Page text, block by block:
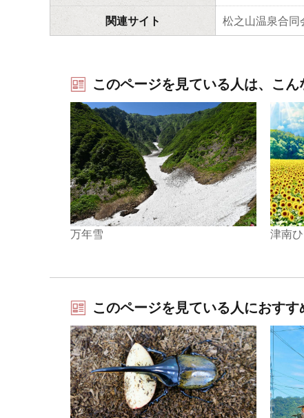
関連サイト
松之山温泉合同
このページを見ている人は、こ
万年雪 津南
このページを見ている人におすす